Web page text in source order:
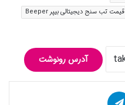
قیمت تب سنج دیجیتالی بیپر Beeper
آدرس رونوشت